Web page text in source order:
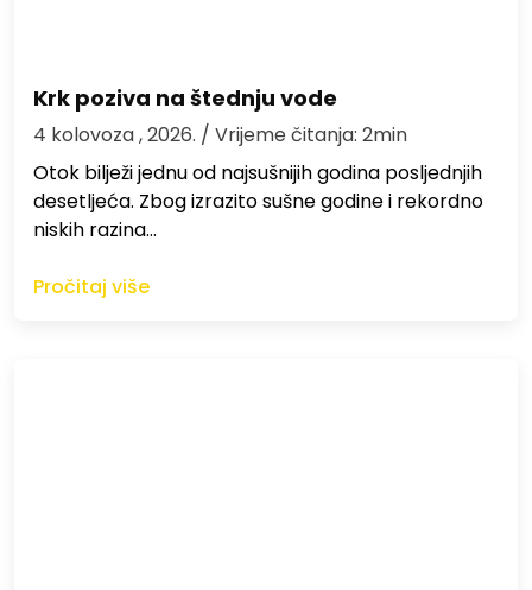
Krk poziva na štednju vode
4 kolovoza , 2026. / Vrijeme čitanja: 2min
Otok bilježi jednu od najsušnijih godina posljednjih
desetljeća. Zbog izrazito sušne godine i rekordno
niskih razina…
Pročitaj više